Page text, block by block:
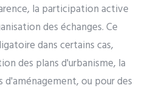
la participation active
des échanges. Ce
dans certains cas,
des plans d'urbanisme, la
d'aménagement, ou pour des